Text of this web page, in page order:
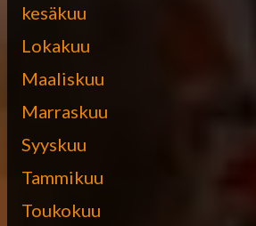
kesäkuu
Lokakuu
Maaliskuu
Marraskuu
Syyskuu
Tammikuu
Toukokuu